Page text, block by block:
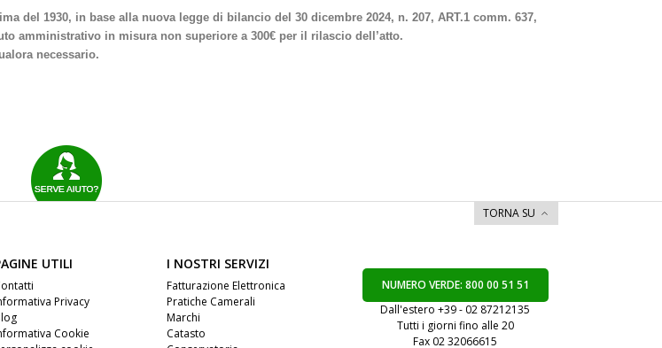
del 1930, in base alla nuova legge di bilancio del 30 dicembre 2024, n. 207, ART.1 comm. 637,
amministrativo in misura non superiore a 300€ per il rilascio dell’atto.
necessario.
TORNA SU
UTILI
Privacy
Cookie
I NOSTRI SERVIZI
Fatturazione Elettronica
Pratiche Camerali
Marchi
Catasto
NUMERO VERDE: 800 00 51 51
Dall'estero +39 - 02 87212135
Tutti i giorni fino alle 20
Fax 02 32066615